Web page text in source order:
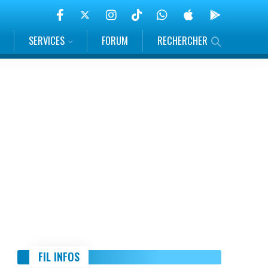
SERVICES FORUM RECHERCHER
FIL INFOS